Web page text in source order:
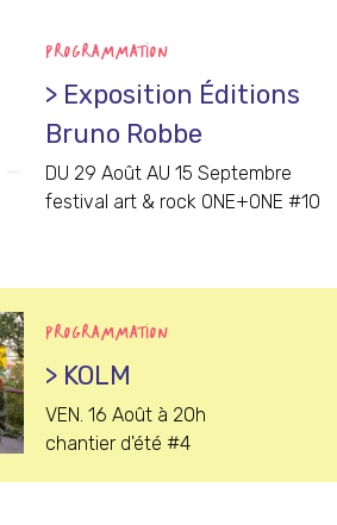
PROGRAMMATION
> Exposition Éditions
Bruno Robbe
DU 29 Août AU 15 Septembre
festival art & rock ONE+ONE #10
PROGRAMMATION
> KOLM
VEN. 16 Août à 20h
chantier d'été #4